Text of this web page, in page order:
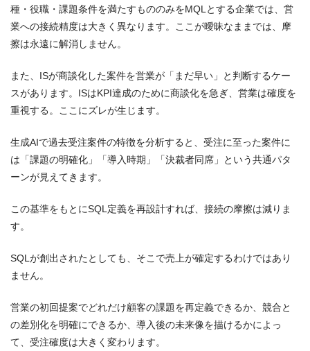
種・役職・課題条件を満たすもののみをMQLとする企業では、営
業への接続精度は大きく異なります。ここが曖昧なままでは、摩
擦は永遠に解消しません。
また、ISが商談化した案件を営業が「まだ早い」と判断するケー
スがあります。ISはKPI達成のために商談化を急ぎ、営業は確度を
重視する。ここにズレが生じます。
生成AIで過去受注案件の特徴を分析すると、受注に至った案件に
は「課題の明確化」「導入時期」「決裁者同席」という共通パタ
ーンが見えてきます。
この基準をもとにSQL定義を再設計すれば、接続の摩擦は減りま
す。
SQLが創出されたとしても、そこで売上が確定するわけではあり
ません。
営業の初回提案でどれだけ顧客の課題を再定義できるか、競合と
の差別化を明確にできるか、導入後の未来像を描けるかによっ
て、受注確度は大きく変わります。